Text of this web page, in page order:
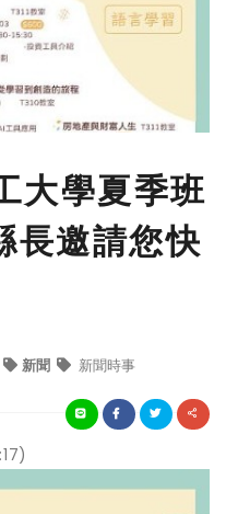
大學夏季班
長邀請您快
新聞 新聞時事